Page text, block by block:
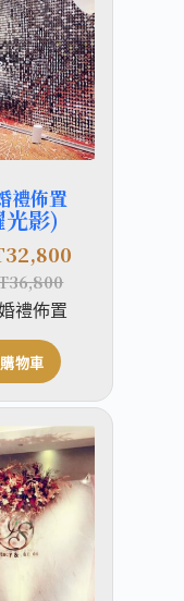
禮佈置
光影)
36,800
32,800
禮佈置
物車